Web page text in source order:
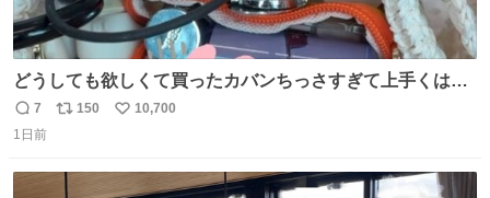
どうしても欲しくて買ったカバンちっさすぎて上手くはめ
ないと荷物入らん。女のカバンってなんでこんなちっさい
の
返
信
7
リ
ト
150
い
10,700
1日前